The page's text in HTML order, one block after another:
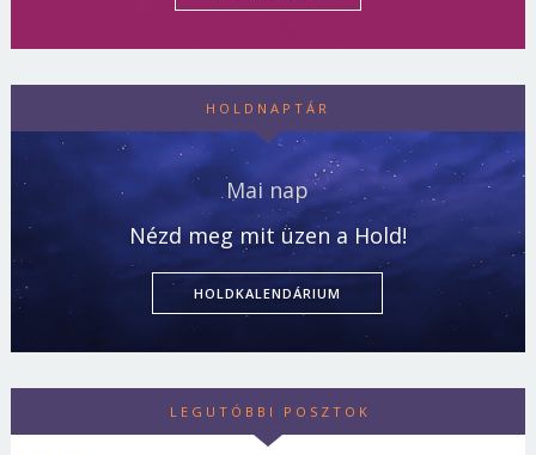
HOLDNAPTÁR
Mai nap
Nézd meg mit üzen a Hold!
HOLDKALENDÁRIUM
LEGUTÓBBI POSZTOK